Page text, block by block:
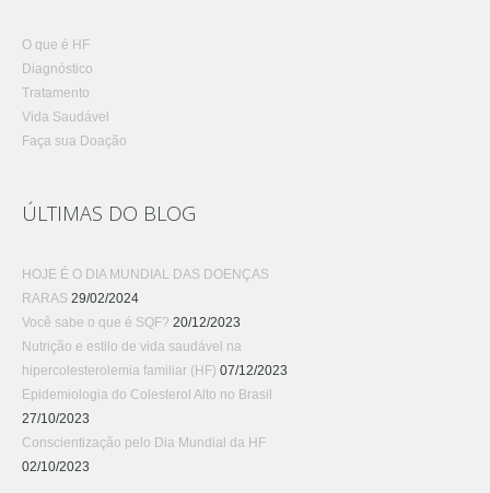
O que é HF
Diagnóstico
Tratamento
Vida Saudável
Faça sua Doação
ÚLTIMAS DO BLOG
HOJE É O DIA MUNDIAL DAS DOENÇAS
RARAS 29/02/2024
Você sabe o que é SQF? 20/12/2023
Nutrição e estilo de vida saudável na
hipercolesterolemia familiar (HF) 07/12/2023
Epidemiologia do Colesterol Alto no Brasil
27/10/2023
Conscientização pelo Dia Mundial da HF
02/10/2023